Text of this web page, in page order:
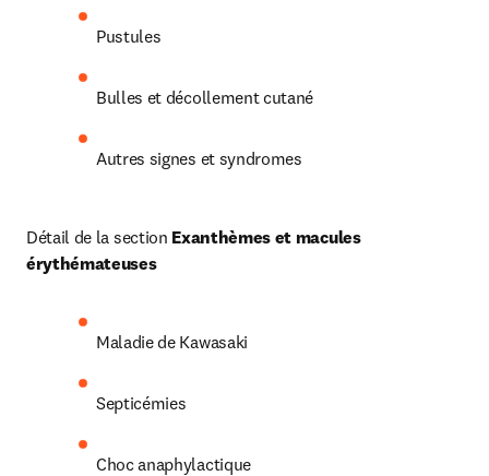
Pustules
Bulles et décollement cutané
Autres signes et syndromes
Détail de la section Exanthèmes et macules
érythémateuses
Maladie de Kawasaki
Septicémies
Choc anaphylactique